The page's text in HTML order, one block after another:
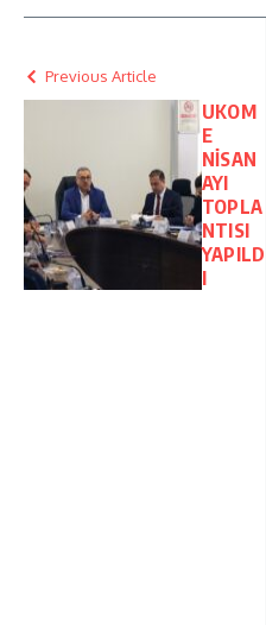
Previous Article
UKOM
E
NİSAN
AYI
TOPLA
NTISI
YAPILD
I